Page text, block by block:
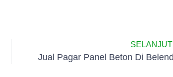
Jual Pagar Panel Beton Di